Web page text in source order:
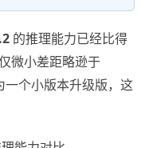
的推理能力已经比得
微小差距略逊于
一个小版本升级版，这